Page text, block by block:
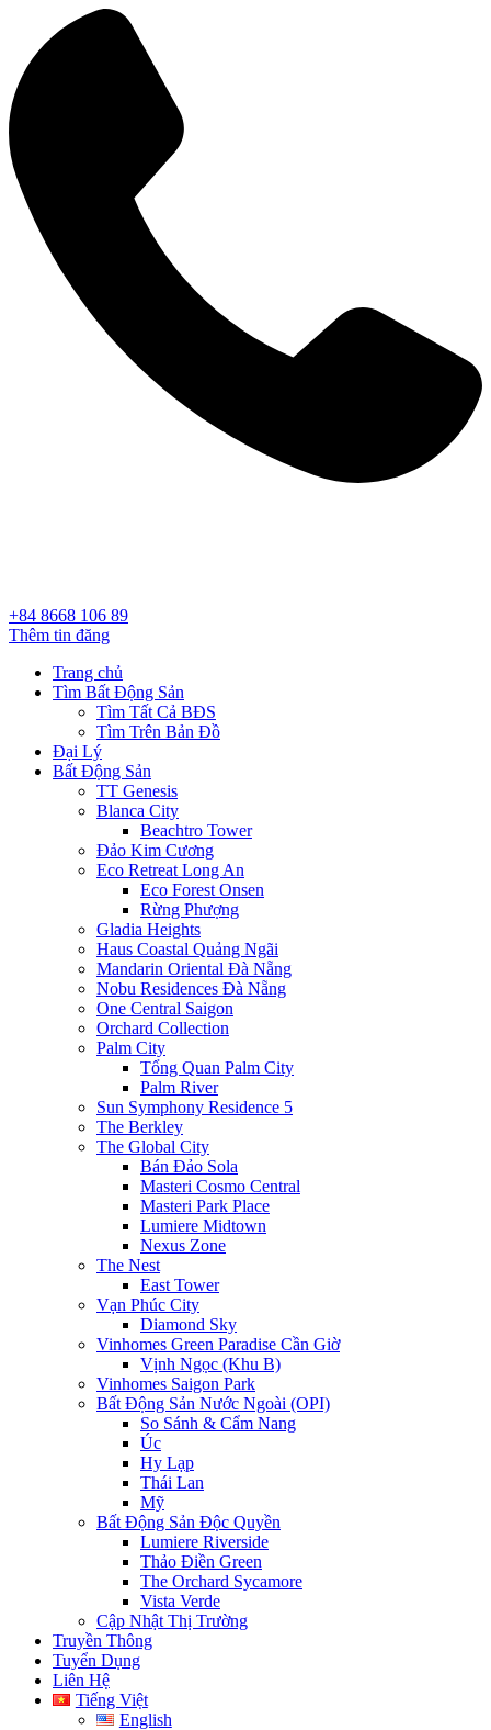
+84 8668 106 89
Thêm tin đăng
Trang chủ
Tìm Bất Động Sản
Tìm Tất Cả BĐS
Tìm Trên Bản Đồ
Đại Lý
Bất Động Sản
TT Genesis
Blanca City
Beachtro Tower
Đảo Kim Cương
Eco Retreat Long An
Eco Forest Onsen
Rừng Phượng
Gladia Heights
Haus Coastal Quảng Ngãi
Mandarin Oriental Đà Nẵng
Nobu Residences Đà Nẵng
One Central Saigon
Orchard Collection
Palm City
Tổng Quan Palm City
Palm River
Sun Symphony Residence 5
The Berkley
The Global City
Bán Đảo Sola
Masteri Cosmo Central
Masteri Park Place
Lumiere Midtown
Nexus Zone
The Nest
East Tower
Vạn Phúc City
Diamond Sky
Vinhomes Green Paradise Cần Giờ
Vịnh Ngọc (Khu B)
Vinhomes Saigon Park
Bất Động Sản Nước Ngoài (OPI)
So Sánh & Cẩm Nang
Úc
Hy Lạp
Thái Lan
Mỹ
Bất Động Sản Độc Quyền
Lumiere Riverside
Thảo Điền Green
The Orchard Sycamore
Vista Verde
Cập Nhật Thị Trường
Truyền Thông
Tuyển Dụng
Liên Hệ
Tiếng Việt
English